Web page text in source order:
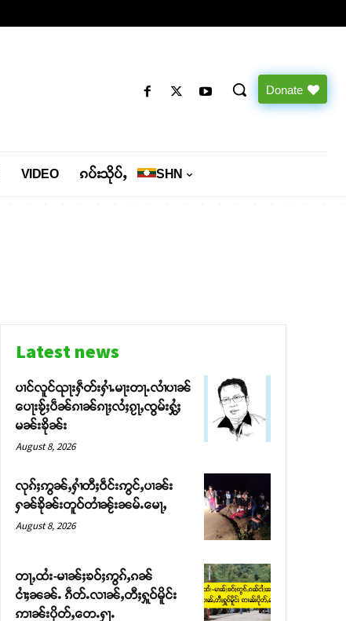
Donate
VIDEO ၵပ်းသိုပ်ႇ SHN
Latest news
ပၢင်လူင်ၺႃးႁဵတ်းႁၢႆႉမႃးတႃႉလၢႆပၢၼ် ​​
ပေႃးၶႂ်ႈပဵၼ်ၵၢၼ်ၵႃႈလႆႈၵႂႃႇၸွမ်းႁွႆႈ
မၼ်းၶိုၼ်း
August 8, 2026
လုၵ်ႈဢွၼ်ႇႁၢႆတီႈဝဵင်းဢွင်ႇပၢၼ်း
ႁၼ်ၶိုၼ်းတူဝ်တၢႆၼႂ်းၼမ်ႉမေႃႇ
August 8, 2026
တႃႇထႆး-မၢၼ်ႈၶဝ်ႈဢွၵ်ႇၵၼ်
ငၢႆႈၼၼ်ႉ ၵဵတ်ႉလၢၼ်ႇတီႈႁူဝ်မိူင်း
ဢၢၼ်းပိုတ်ႇတေႉႁႃႉ